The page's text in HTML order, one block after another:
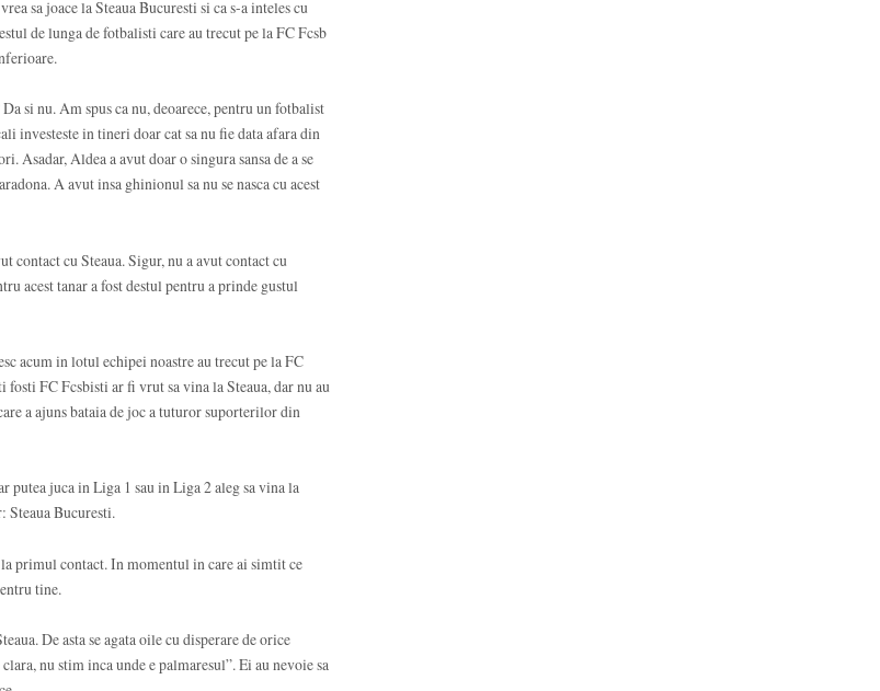
sa joace la Steaua Bucuresti si ca s-a inteles cu
de lunga de fotbalisti care au trecut pe la FC Fcsb
si nu. Am spus ca nu, deoarece, pentru un fotbalist
investeste in tineri doar cat sa nu fie data afara din
Asadar, Aldea a avut doar o singura sansa de a se
A avut insa ghinionul sa nu se nasca cu acest
contact cu Steaua. Sigur, nu a avut contact cu
acest tanar a fost destul pentru a prinde gustul
acum in lotul echipei noastre au trecut pe la FC
FC Fcsbisti ar fi vrut sa vina la Steaua, dar nu au
a ajuns bataia de joc a tuturor suporterilor din
putea juca in Liga 1 sau in Liga 2 aleg sa vina la
Steaua Bucuresti.
primul contact. In momentul in care ai simtit ce
tine.
De asta se agata oile cu disperare de orice
nu stim inca unde e palmaresul”. Ei au nevoie sa